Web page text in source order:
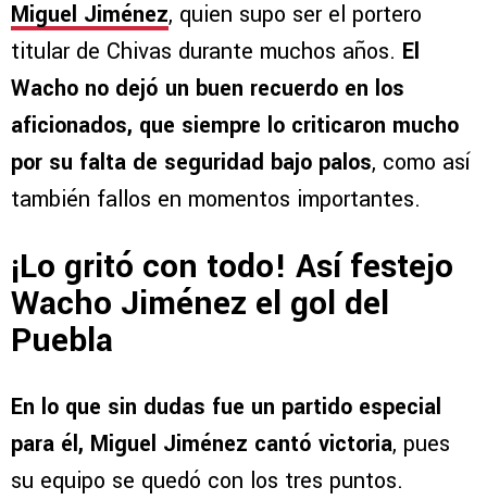
Miguel Jiménez, quien supo ser el portero
titular de Chivas durante muchos años. El
Wacho no dejó un buen recuerdo en los
aficionados, que siempre lo criticaron mucho
por su falta de seguridad bajo palos, como así
también fallos en momentos importantes.
¡Lo gritó con todo! Así festejo
Wacho Jiménez el gol del
Puebla
En lo que sin dudas fue un partido especial
para él, Miguel Jiménez cantó victoria, pues
su equipo se quedó con los tres puntos.